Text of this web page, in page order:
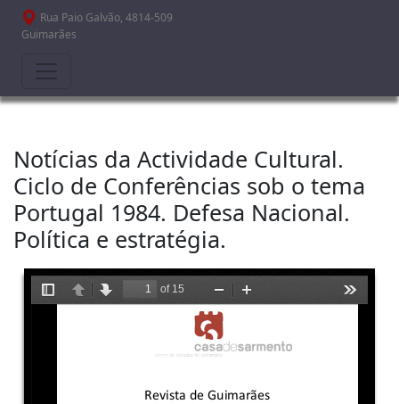
Passar para o conteúdo principal
Rua Paio Galvão, 4814-509
Guimarães
Notícias da Actividade Cultural.
Ciclo de Conferências sob o tema
Portugal 1984. Defesa Nacional.
Política e estratégia.